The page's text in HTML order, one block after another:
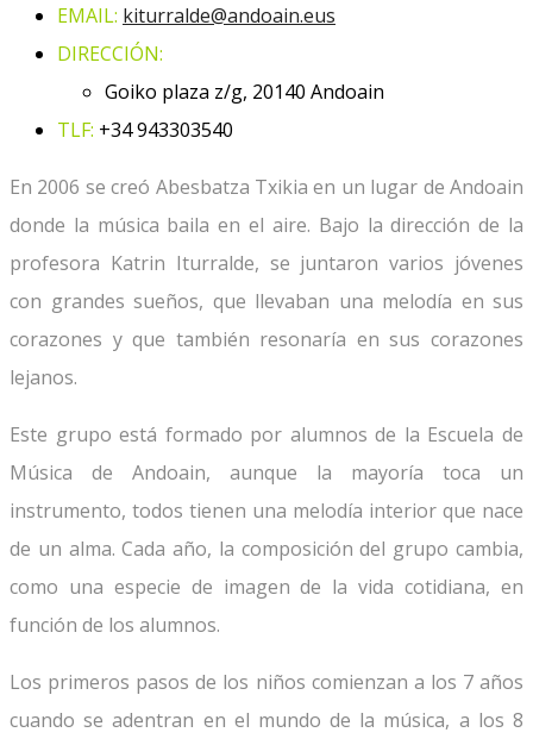
EMAIL: kiturralde@andoain.eus
DIRECCIÓN:
Goiko plaza z/g, 20140 Andoain
TLF: +34 943303540
En 2006 se creó Abesbatza Txikia en un lugar de Andoain
donde la música baila en el aire. Bajo la dirección de la
profesora Katrin Iturralde, se juntaron varios jóvenes
con grandes sueños, que llevaban una melodía en sus
corazones y que también resonaría en sus corazones
lejanos.
Este grupo está formado por alumnos de la Escuela de
Música de Andoain, aunque la mayoría toca un
instrumento, todos tienen una melodía interior que nace
de un alma. Cada año, la composición del grupo cambia,
como una especie de imagen de la vida cotidiana, en
función de los alumnos.
Los primeros pasos de los niños comienzan a los 7 años
cuando se adentran en el mundo de la música, a los 8